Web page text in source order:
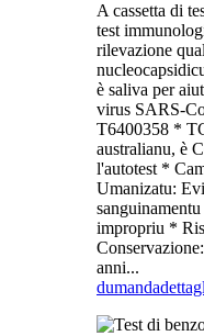
A cassetta di
test
rilevazione
è saliva per
virus SARS-
T6400358 *
australianu, è
l'autotest *
Umanizatu:
impropriu *
anni...
dumanda